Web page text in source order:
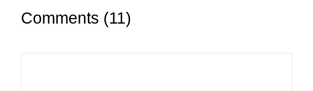
Comments (11)